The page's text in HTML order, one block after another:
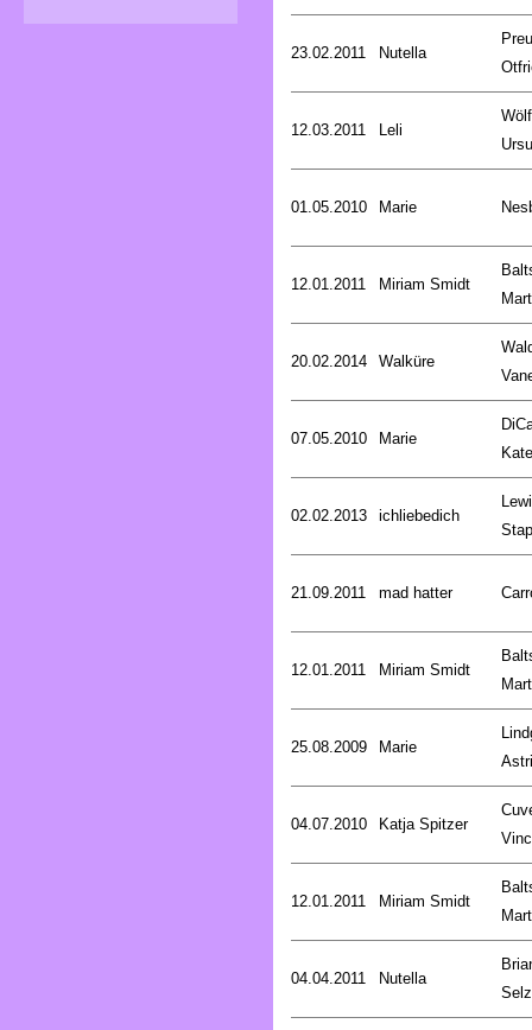
23.02.2011 Nutella
12.03.2011 Leli
01.05.2010 Marie
12.01.2011 Miriam Smidt
20.02.2014 Walküre
07.05.2010 Marie
Kate
02.02.2013 ichliebedich
21.09.2011 mad hatter
12.01.2011 Miriam Smidt
25.08.2009 Marie
04.07.2010 Katja Spitzer
12.01.2011 Miriam Smidt
04.04.2011 Nutella